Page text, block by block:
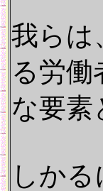
我らは
る労働
な要素
しか